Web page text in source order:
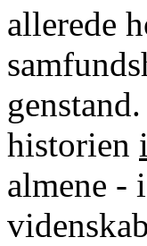
allerede
historien i
almene -